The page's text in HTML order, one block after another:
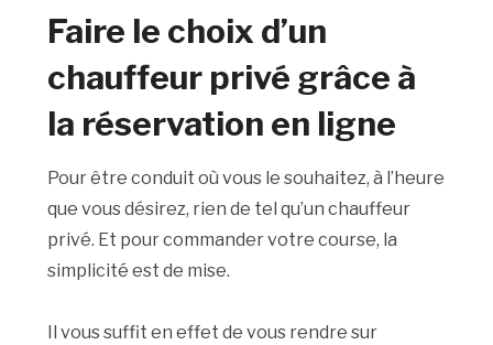
Faire le choix d’un
chauffeur privé grâce à
la réservation en ligne
Pour être conduit où vous le souhaitez, à l’heure
que vous désirez, rien de tel qu’un chauffeur
privé. Et pour commander votre course, la
simplicité est de mise.
Il vous suffit en effet de vous rendre sur